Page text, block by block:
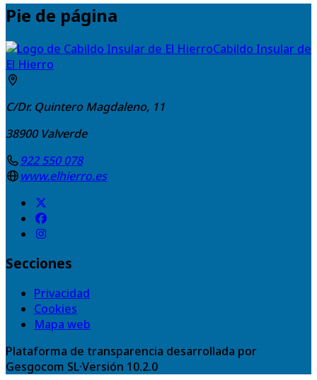
Pie de página
Cabildo Insular de
El Hierro
C/Dr. Quintero Magdaleno, 11
38900 Valverde
922 550 078
www.elhierro.es
Secciones
Privacidad
Cookies
Mapa web
Plataforma de transparencia desarrollada por
Gesgocom SL·Versión 10.2.0